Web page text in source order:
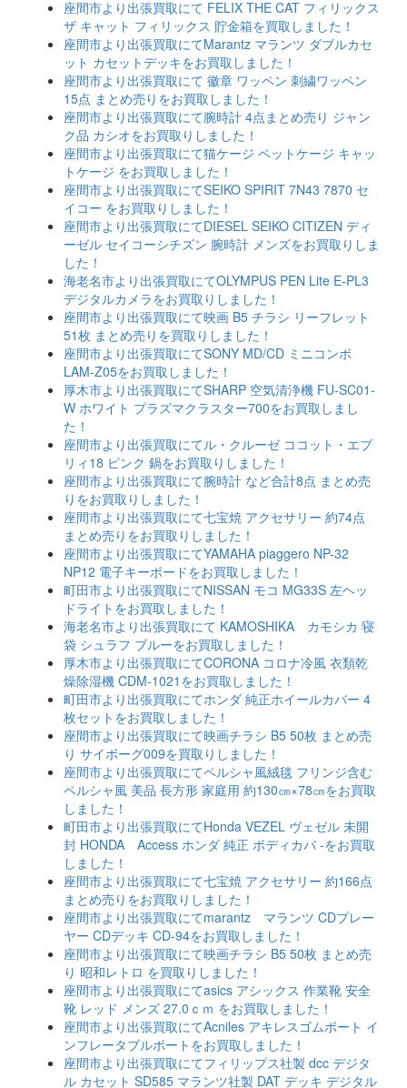
座間市より出張買取にて FELIX THE CAT フィリックス
ザ キャット フィリックス 貯金箱を買取しました！
座間市より出張買取にてMarantz マランツ ダブルカセ
ット カセットデッキをお買取しました！
座間市より出張買取にて 徽章 ワッペン 刺繍ワッペン
15点 まとめ売りをお買取しました！
座間市より出張買取にて腕時計 4点まとめ売り ジャン
ク品 カシオをお買取りしました！
座間市より出張買取にて猫ケージ ペットケージ キャッ
トケージ をお買取しました！
座間市より出張買取にてSEIKO SPIRIT 7N43 7870 セ
イコー をお買取りしました！
座間市より出張買取にてDIESEL SEIKO CITIZEN ディ
ーゼル セイコーシチズン 腕時計 メンズをお買取りしま
した！
海老名市より出張買取にてOLYMPUS PEN Lite E-PL3
デジタルカメラをお買取りしました！
座間市より出張買取にて映画 B5 チラシ リーフレット
51枚 まとめ売りを買取りしました！
座間市より出張買取にてSONY MD/CD ミニコンポ
LAM-Z05をお買取しました！
厚木市より出張買取にてSHARP 空気清浄機 FU-SC01-
W ホワイト プラズマクラスター700をお買取しまし
た！
座間市より出張買取にてル・クルーゼ ココット・エブ
リィ18 ピンク 鍋をお買取りしました！
座間市より出張買取にて腕時計 など合計8点 まとめ売
りをお買取りしました！
座間市より出張買取にて七宝焼 アクセサリー 約74点
まとめ売りをお買取りしました！
座間市より出張買取にてYAMAHA piaggero NP-32
NP12 電子キーボードをお買取しました！
町田市より出張買取にてNISSAN モコ MG33S 左ヘッ
ドライトをお買取しました！
海老名市より出張買取にて KAMOSHIKA カモシカ 寝
袋 シュラフ ブルーをお買取しました！
厚木市より出張買取にてCORONA コロナ冷風 衣類乾
燥除湿機 CDM-1021をお買取しました！
町田市より出張買取にてホンダ 純正ホイールカバー 4
枚セットをお買取しました！
座間市より出張買取にて映画チラシ B5 50枚 まとめ売
り サイボーグ009を買取りしました！
座間市より出張買取にてペルシャ風絨毯 フリンジ含む
ペルシャ風 美品 長方形 家庭用 約130㎝×78㎝をお買取
しました！
町田市より出張買取にてHonda VEZEL ヴェゼル 未開
封 HONDA Access ホンダ 純正 ボディカバ -をお買取
しました！
座間市より出張買取にて七宝焼 アクセサリー 約166点
まとめ売りをお買取りしました！
座間市より出張買取にてmarantz マランツ CDプレー
ヤー CDデッキ CD-94をお買取しました！
座間市より出張買取にて映画チラシ B5 50枚 まとめ売
り 昭和レトロ を買取りしました！
座間市より出張買取にてasics アシックス 作業靴 安全
靴 レッド メンズ 27.0ｃｍ をお買取しました！
座間市より出張買取にてAcniles アキレスゴムボート イ
ンフレータブルボートをお買取しました！
座間市より出張買取にてフィリップス社製 dcc デジタ
ル カセット SD585 マランツ社製 DAT デッキ デジタル